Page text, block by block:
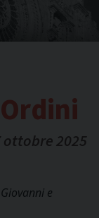
ottobre 2025
e